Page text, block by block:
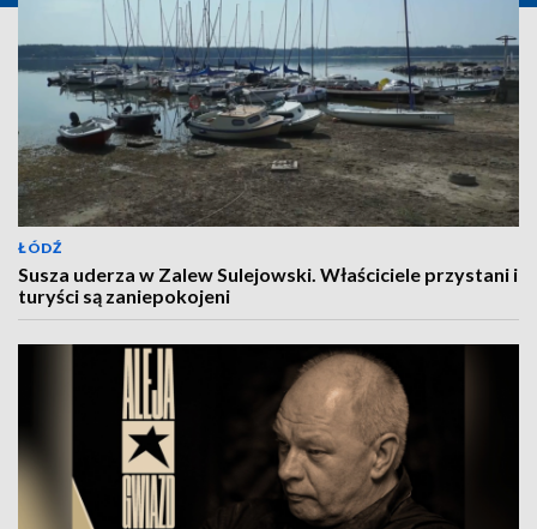
ŁÓDŹ
Susza uderza w Zalew Sulejowski. Właściciele przystani i
turyści są zaniepokojeni